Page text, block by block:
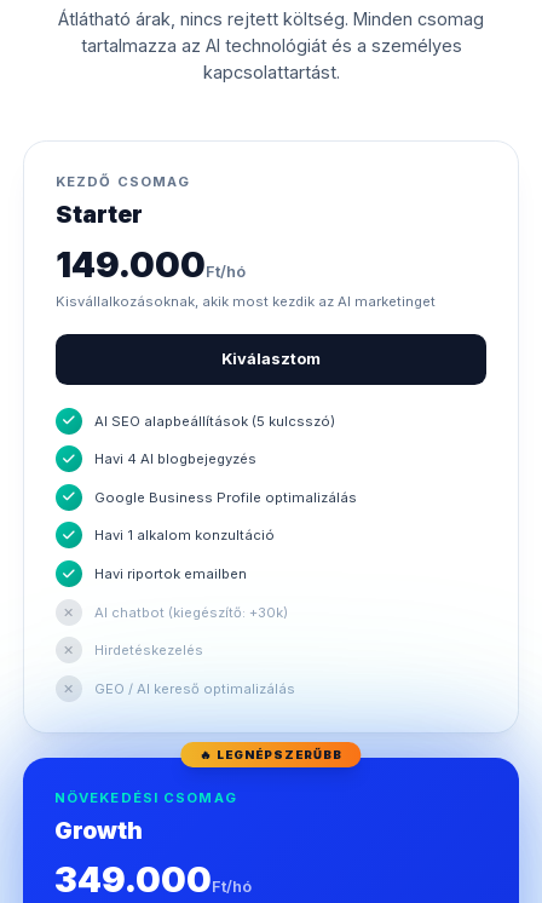
Átlátható árak, nincs rejtett költség. Minden csomag
tartalmazza az AI technológiát és a személyes
kapcsolattartást.
KEZDŐ CSOMAG
Starter
149.000Ft/hó
Kisvállalkozásoknak, akik most kezdik az AI marketinget
Kiválasztom
AI SEO alapbeállítások (5 kulcsszó)
Havi 4 AI blogbejegyzés
Google Business Profile optimalizálás
Havi 1 alkalom konzultáció
Havi riportok emailben
✕ AI chatbot (kiegészítő: +30k)
✕ Hirdetéskezelés
✕ GEO / AI kereső optimalizálás
🔥 LEGNÉPSZERŰBB
NÖVEKEDÉSI CSOMAG
Growth
349.000Ft/hó